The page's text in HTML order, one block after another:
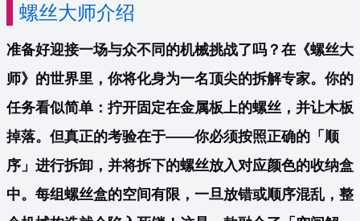
螺丝大师介绍
准备好迎接一场与众不同的机械挑战了吗？在《螺丝大
师》的世界里，你将化身为一名顶尖的拆解专家。你的
任务看似简单：拧开固定在金属板上的螺丝，并让木板
掉落。但真正的考验在于——你必须按照正确的「顺
序」进行拆卸，并将拆下的螺丝放入对应颜色的收纳盒
中。每组螺丝盒的空间有限，一旦放错或顺序混乱，整